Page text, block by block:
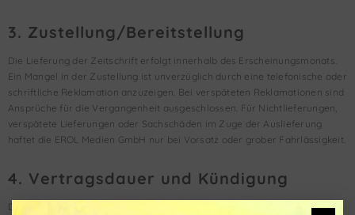
3. Zustellung/Bereitstellung
Die Lieferung der Zeitschrift erfolgt innerhalb des Erscheinungsmonats.
Ein Mangel in der Zustellung ist unverzüglich durch eine telefonische oder
schriftliche Reklamation anzuzeigen. Bei verspäteten Reklamationen sind
Ansprüche für die Vergangenheit ausgeschlossen. Für Nichtlieferungen,
verspätete Lieferungen oder Sachschäden im Zuge der Auslieferung
haftet die EROL Medien GmbH nur bei Vorsatz oder grober Fahrlässigkeit.
4. Vertragsdauer und Kündigung
Die Bestellung des Abonnements gilt zunächst für die Dauer von 12